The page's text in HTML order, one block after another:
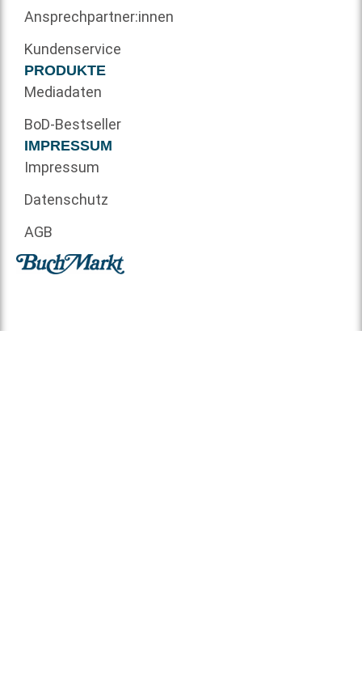
Ansprechpartner:innen
Kundenservice
PRODUKTE
Mediadaten
BoD-Bestseller
IMPRESSUM
Impressum
Datenschutz
AGB